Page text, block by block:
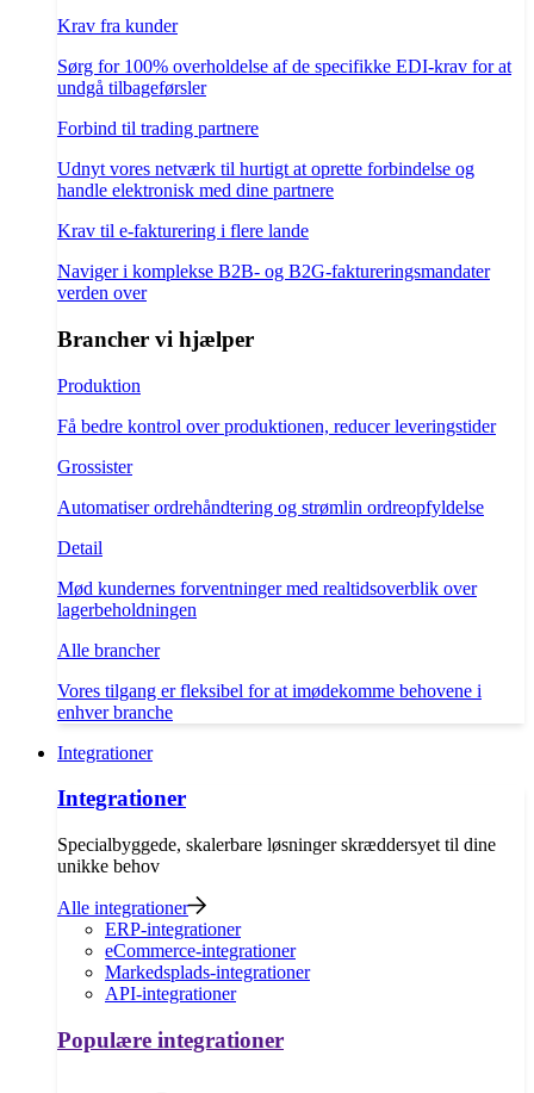
Krav fra kunder
Sørg for 100% overholdelse af de specifikke EDI-krav for at
undgå tilbageførsler
Forbind til trading partnere
Udnyt vores netværk til hurtigt at oprette forbindelse og
handle elektronisk med dine partnere
Krav til e-fakturering i flere lande
Naviger i komplekse B2B- og B2G-faktureringsmandater
verden over
Brancher vi hjælper
Produktion
Få bedre kontrol over produktionen, reducer leveringstider
Grossister
Automatiser ordrehåndtering og strømlin ordreopfyldelse
Detail
Mød kundernes forventninger med realtidsoverblik over
lagerbeholdningen
Alle brancher
Vores tilgang er fleksibel for at imødekomme behovene i
enhver branche
Integrationer
Integrationer
Specialbyggede, skalerbare løsninger skræddersyet til dine
unikke behov
Alle integrationer
ERP-integrationer
eCommerce-integrationer
Markedsplads-integrationer
API-integrationer
Populære integrationer